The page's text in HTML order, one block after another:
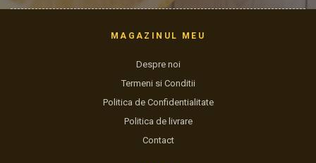
MAGAZINUL MEU
Despre noi
Termeni si Conditii
Politica de Confidentialitate
Politica de livrare
Contact